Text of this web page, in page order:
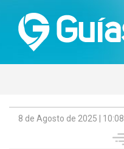
8 de Agosto de 2025 | 10:08